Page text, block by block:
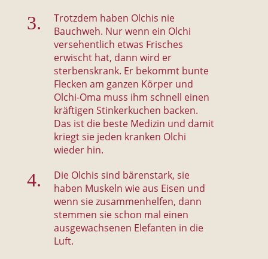
Trotzdem haben Olchis nie
Bauchweh. Nur wenn ein Olchi
versehentlich etwas Frisches
erwischt hat, dann wird er
sterbenskrank. Er bekommt bunte
Flecken am ganzen Körper und
Olchi-Oma muss ihm schnell einen
kräftigen Stinkerkuchen backen.
Das ist die beste Medizin und damit
kriegt sie jeden kranken Olchi
wieder hin.
Die Olchis sind bärenstark, sie
haben Muskeln wie aus Eisen und
wenn sie zusammenhelfen, dann
stemmen sie schon mal einen
ausgewachsenen Elefanten in die
Luft.